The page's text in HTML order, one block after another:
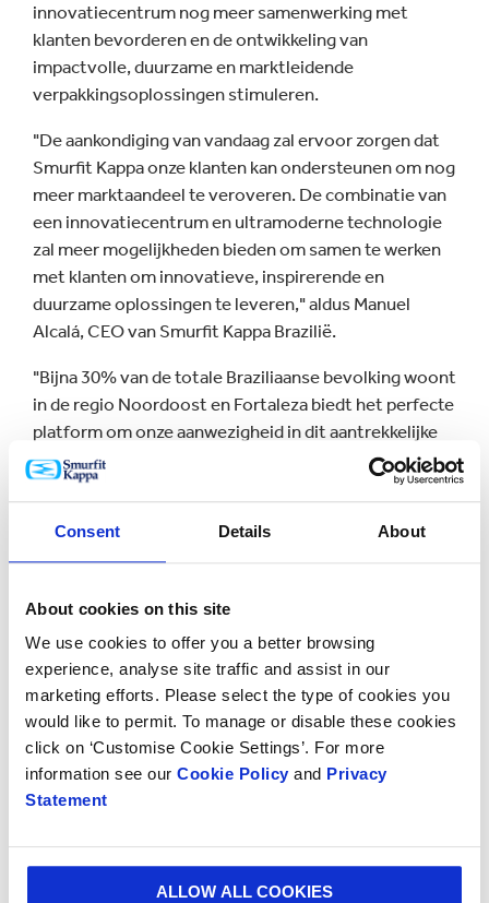
Consent Details About
About cookies on this site
We use cookies to offer you a better browsing
experience, analyse site traffic and assist in our
marketing efforts. Please select the type of cookies you
would like to permit. To manage or disable these cookies
click on ‘Customise Cookie Settings’. For more
information see our Cookie Policy and Privacy
Statement
ALLOW ALL COOKIES
innovatiecentrum nog meer samenwerking met
klanten bevorderen en de ontwikkeling van
impactvolle, duurzame en marktleidende
verpakkingsoplossingen stimuleren.
"De aankondiging van vandaag zal ervoor zorgen dat
Smurfit Kappa onze klanten kan ondersteunen om nog
meer marktaandeel te veroveren. De combinatie van
een innovatiecentrum en ultramoderne technologie
zal meer mogelijkheden bieden om samen te werken
met klanten om innovatieve, inspirerende en
duurzame oplossingen te leveren," aldus Manuel
Alcalá, CEO van Smurfit Kappa Brazilië.
"Bijna 30% van de totale Braziliaanse bevolking woont
in de regio Noordoost en Fortaleza biedt het perfecte
platform om onze aanwezigheid in dit aantrekkelijke
en snelgroeiende deel van het land te versterken,"
aldus Laurent Sellier, CEO van Smurfit Kappa the
"Brazilië is een essentiële markt voor Smurfit Kappa
wereldwijde investeringsplan van het bedrijf te
besteden aan de uitbreiding van onze aanwezigheid in
het Noordoosten. Het is een duidelijk bewijs van
Smurfit Kappa's toewijding aan deze markt."